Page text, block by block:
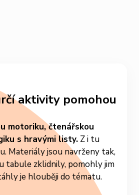
aktivity pomohou
motoriku, čtenářskou
s hravými listy. Z i tu
Materiály jsou navrženy tak,
tabule zklidnily, pomohly jim
je hlouběji do tématu.